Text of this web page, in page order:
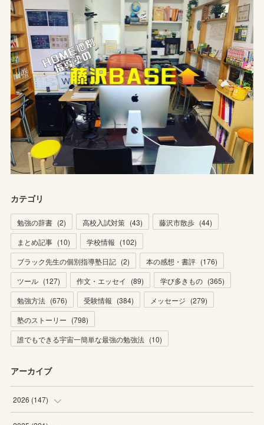
カテゴリ
勉強の辞書 (2) 高校入試対策 (43) 藤沢市散歩 (44)
まとめ記事 (10) 学校情報 (102)
ブラック先生の個別指導塾日記 (2) 本の感想・書評 (176)
ツール (127) 作文・エッセイ (89) 学び多きもの (365)
勉強方法 (676) 受験情報 (384) メッセージ (279)
塾のストーリー (798)
誰でもできる宇宙一簡単な最強の勉強法 (10)
アーカイブ
2026 (147)